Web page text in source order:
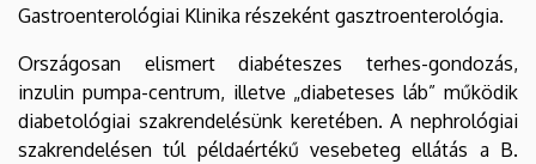
Gastroenterológiai Klinika részeként gasztroenterológia.
Országosan elismert diabéteszes terhes-gondozás,
inzulin pumpa-centrum, illetve „diabeteses láb” működik
diabetológiai szakrendelésünk keretében. A nephrológiai
szakrendelésen túl példaértékű vesebeteg ellátás a B.